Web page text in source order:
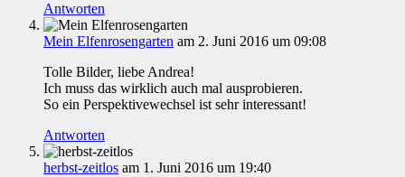
Antworten
Mein Elfenrosengarten am 2. Juni 2016 um 09:08
Tolle Bilder, liebe Andrea!
Ich muss das wirklich auch mal ausprobieren.
So ein Perspektivewechsel ist sehr interessant!
Antworten
herbst-zeitlos am 1. Juni 2016 um 19:40